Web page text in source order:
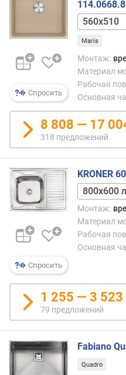
Спросить
410x510
Maris
Монтаж:
Материал
Рабочая
Основная
8 808 — 17
318 предложений
Спросить
KRONER
800x600
правая
Монтаж:
Материал
Рабочая
Основная
1 255 — 3 523
79 предложений
Fabiano
Quadro